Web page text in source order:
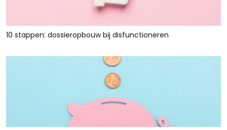
10 stappen: dossieropbouw bij disfunctioneren